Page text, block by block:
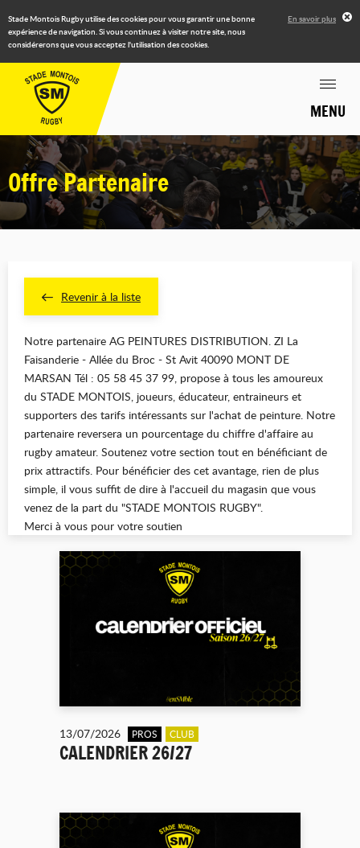
Stade Montois Rugby utilise des cookies pour vous garantir une bonne
expérience de navigation. Si vous continuez à visiter notre site, nous
considérerons que vous acceptez l'utilisation des cookies.
En savoir plus
MENU
Offre Partenaire
Revenir à la liste
Notre partenaire AG PEINTURES DISTRIBUTION. ZI La
Faisanderie - Allée du Broc - St Avit 40090 MONT DE
MARSAN Tél : 05 58 45 37 99, propose à tous les amoureux
du STADE MONTOIS, joueurs, éducateur, entraineurs et
supporters des tarifs intéressants sur l'achat de peinture. Notre
partenaire reversera un pourcentage du chiffre d'affaire au
rugby amateur. Soutenez votre section tout en bénéficiant de
prix attractifs. Pour bénéficier des cet avantage, rien de plus
simple, il vous suffit de dire à l'accueil du magasin que vous
venez de la part du "STADE MONTOIS RUGBY".
Merci à vous pour votre soutien
13/07/2026 PROS CLUB
CALENDRIER 26/27